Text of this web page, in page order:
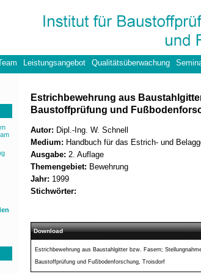
Leistungsangebot Qualitätsüberwachung
Estrichbewehrung aus
Baustoffprüfung und
Autor: Dipl.-Ing. W. Schnell
Medium: Handbuch für das Estrich- und
Ausgabe: 2. Auflage
Themengebiet: Bewehrung
Jahr: 1999
Stichwörter:
Download
Estrichbewehrung aus Baustahlgitter bzw. Fasern;
Baustoffprüfung und Fußbodenforschung, Troisdorf